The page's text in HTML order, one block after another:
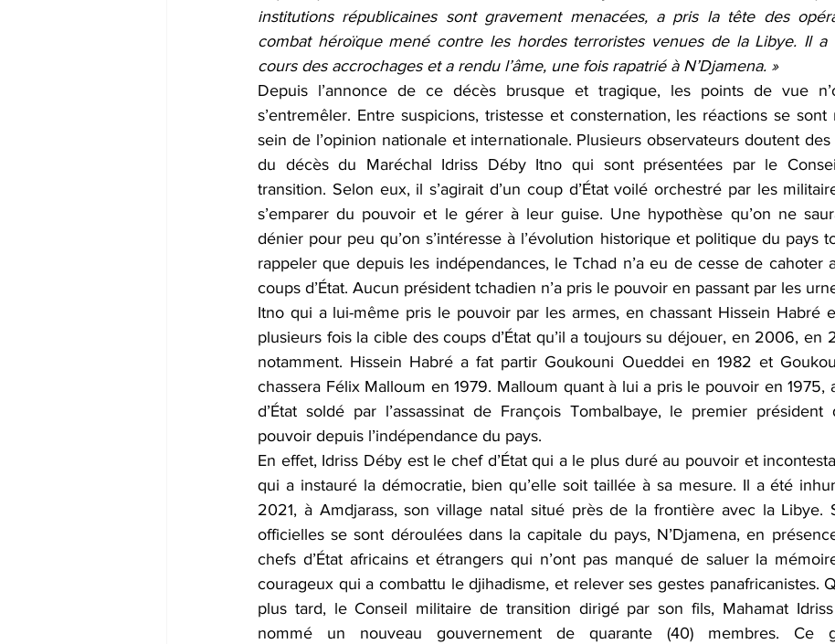
institutions républicaines sont gravement menacées, a pris la tête des
combat héroïque mené contre les hordes terroristes venues de la Libye. Il a
cours des accrochages et a rendu l’âme, une fois rapatrié à N’Djamena. »
Depuis l’annonce de ce décès brusque et tragique, les points de vue
s’entremêler. Entre suspicions, tristesse et consternation, les réactions se sont
sein de l’opinion nationale et internationale. Plusieurs observateurs doutent
du décès du Maréchal Idriss Déby Itno qui sont présentées par le
transition. Selon eux, il s’agirait d’un coup d’État voilé orchestré par les
s’emparer du pouvoir et le gérer à leur guise. Une hypothèse qu’on ne
dénier pour peu qu’on s’intéresse à l’évolution historique et politique du pays
rappeler que depuis les indépendances, le Tchad n’a eu de cesse de cahoter
coups d’État. Aucun président tchadien n’a pris le pouvoir en passant par les
Itno qui a lui-même pris le pouvoir par les armes, en chassant Hissein Habré
plusieurs fois la cible des coups d’État qu’il a toujours su déjouer, en 2006, en
notamment. Hissein Habré a fat partir Goukouni Oueddei en 1982 et
chassera Félix Malloum en 1979. Malloum quant à lui a pris le pouvoir en 1975,
d’État soldé par l’assassinat de François Tombalbaye, le premier président
pouvoir depuis l’indépendance du pays.
En effet, Idriss Déby est le chef d’État qui a le plus duré au pouvoir et
qui a instauré la démocratie, bien qu’elle soit taillée à sa mesure. Il a été
2021, à Amdjarass, son village natal situé près de la frontière avec la Libye.
officielles se sont déroulées dans la capitale du pays, N’Djamena, en
chefs d’État africains et étrangers qui n’ont pas manqué de saluer la
courageux qui a combattu le djihadisme, et relever ses gestes panafricanistes.
plus tard, le Conseil militaire de transition dirigé par son fils, Mahamat
nommé un nouveau gouvernement de quarante (40) membres. Ce